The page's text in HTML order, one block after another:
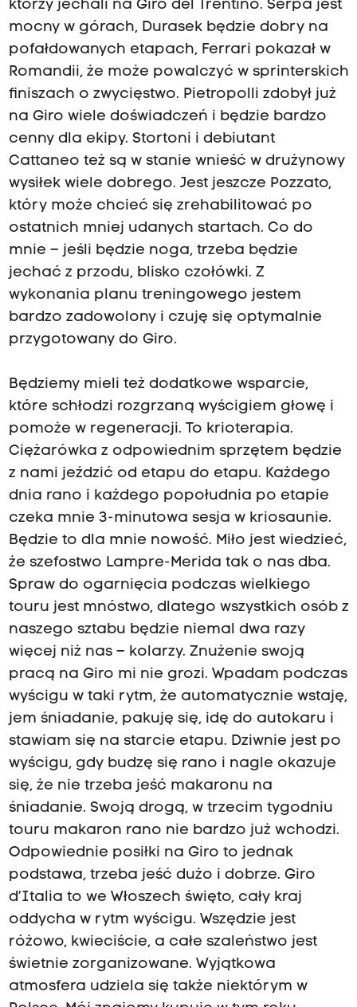
którzy jechali na Giro del Trentino. Serpa jest
mocny w górach, Durasek będzie dobry na
pofałdowanych etapach, Ferrari pokazał w
Romandii, że może powalczyć w sprinterskich
finiszach o zwycięstwo. Pietropolli zdobył już
na Giro wiele doświadczeń i będzie bardzo
cenny dla ekipy. Stortoni i debiutant
Cattaneo też są w stanie wnieść w drużynowy
wysiłek wiele dobrego. Jest jeszcze Pozzato,
który może chcieć się zrehabilitować po
ostatnich mniej udanych startach. Co do
mnie – jeśli będzie noga, trzeba będzie
jechać z przodu, blisko czołówki. Z
wykonania planu treningowego jestem
bardzo zadowolony i czuję się optymalnie
przygotowany do Giro.
Będziemy mieli też dodatkowe wsparcie,
które schłodzi rozgrzaną wyścigiem głowę i
pomoże w regeneracji. To krioterapia.
Ciężarówka z odpowiednim sprzętem będzie
z nami jeździć od etapu do etapu. Każdego
dnia rano i każdego popołudnia po etapie
czeka mnie 3-minutowa sesja w kriosaunie.
Będzie to dla mnie nowość. Miło jest wiedzieć,
że szefostwo Lampre-Merida tak o nas dba.
Spraw do ogarnięcia podczas wielkiego
touru jest mnóstwo, dlatego wszystkich osób z
naszego sztabu będzie niemal dwa razy
więcej niż nas – kolarzy. Znużenie swoją
pracą na Giro mi nie grozi. Wpadam podczas
wyścigu w taki rytm, że automatycznie wstaję,
jem śniadanie, pakuję się, idę do autokaru i
stawiam się na starcie etapu. Dziwnie jest po
wyścigu, gdy budzę się rano i nagle okazuje
się, że nie trzeba jeść makaronu na
śniadanie. Swoją drogą, w trzecim tygodniu
touru makaron rano nie bardzo już wchodzi.
Odpowiednie posiłki na Giro to jednak
podstawa, trzeba jeść dużo i dobrze. Giro
d’Italia to we Włoszech święto, cały kraj
oddycha w rytm wyścigu. Wszędzie jest
różowo, kwieciście, a całe szaleństwo jest
świetnie zorganizowane. Wyjątkowa
atmosfera udziela się także niektórym w